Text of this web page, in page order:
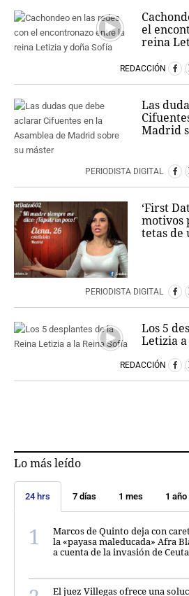
el
reina
REDACCIÓN
Las
Madrid
PERIODISTA DIGITAL
‘First
motivos
tetas de
PERIODISTA DIGITAL
Los 5
Letizia
REDACCIÓN
Lo más leído
24 hrs 7 días 1 mes 1 año
Marcos de Quinto deja con
la «payasa maleducada» Afra
a cuenta de la invasión de Ceuta
El juez Villegas ofrece una